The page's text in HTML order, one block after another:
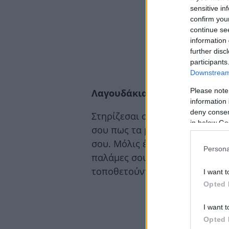
sensitive
confirm
continue
information
further
Please
information
deny
in below
I want
Opted
I want
Opted
Λαγουδάκια Mέρος Τρίτο
Στηρίζεσαι στα χέρια σου κ
σου πως τα μπροστά περίπου
σου. Μόλις έρθουν τα πόδια
παλάμες σου τα χέρια
τοποθετούνται γρήγορα πάλι